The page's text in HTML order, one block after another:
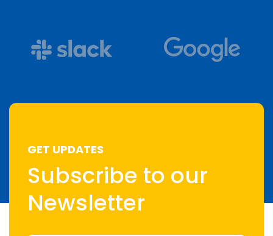
GET UPDATES
Subscribe to our
Newsletter